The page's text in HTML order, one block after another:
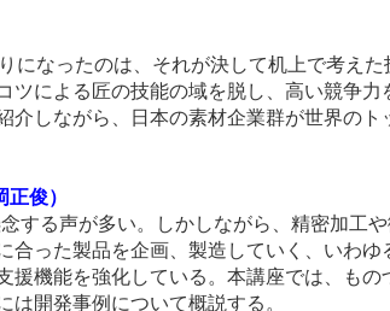
なったのは、それが決して机上で考え
による匠の技能の域を脱し、高い競争力
しながら、日本の素材企業群が世界の
俊）
する声が多い。しかしながら、精密加工
った製品を企画、製造していく、いわ
機能を強化している。本講座では、も
開発事例について概説する。